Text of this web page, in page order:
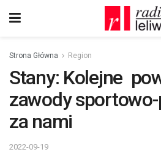
Strona Główna Region
Stany: Kolejne
zawody
za nami
2022-09-19